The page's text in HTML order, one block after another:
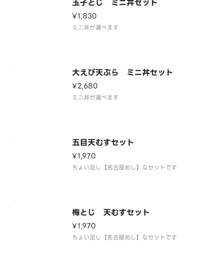
玉子とじ ミニ丼セット
¥1,830
ミニ丼が選べます
大えび天ぷら ミニ丼セット
¥2,680
ミニ丼が選べます
五目天むすセット
¥1,970
ちょい足し【名古屋めし】なセットです
梅とじ 天むすセット
¥1,970
ちょい足し【名古屋めし】なセットです